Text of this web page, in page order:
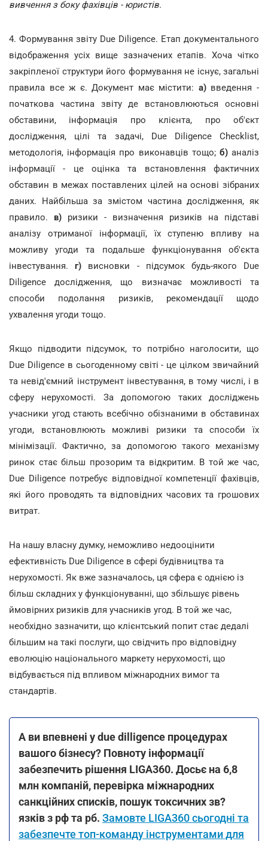
вивчення з боку фахівців - юристів.
4. Формування звіту Due Diligence. Етап документального
відображення усіх вище зазначених етапів. Хоча чітко
закріпленої структури його формування не існує, загальні
правила все ж є. Документ має містити: а)введення -
початкова частина звіту де встановлюються основні
обставини, інформація про клієнта, про об'єкт
дослідження, цілі та задачі, Due Diligence Checklist,
методологія, інформація про виконавців тощо;б)аналіз
інформації - це оцінка та встановлення фактичних
обставин в межах поставлених цілей на основі зібраних
даних. Найбільша за змістом частина дослідження, як
правило. в) ризики - визначення ризиків на підставі
аналізу отриманої інформації, їх ступеню впливу на
можливу угоди та подальше функціонування об'єкта
інвестування.г) висновки - підсумок будь-якого Due
Diligence дослідження, що визначає можливості та
способи подолання ризиків, рекомендації щодо
ухвалення угоди тощо.
Якщо підводити підсумок, то потрібно наголосити, що
Due Diligence в сьогоденному світі - це цілком звичайний
та невід'ємний інструмент інвестування, в тому числі, і в
сферу нерухомості. За допомогою таких досліджень
учасники угод стають всебічно обізнаними в обставинах
угоди, встановлюють можливі ризики та способи їх
мінімізації. Фактично, за допомогою такого механізму
ринок стає більш прозорим та відкритим. В той же час,
Due Diligence потребує відповідної компетенції фахівців,
які його проводять та відповідних часових та грошових
витрат.
На нашу власну думку, неможливо недооцінити
ефективність Due Diligence в сфері будівництва та
нерухомості. Як вже зазначалось, ця сфера є однією із
більш складних у функціонуванні, що збільшує рівень
ймовірних ризиків для учасників угод. В той же час,
необхідно зазначити, що клієнтський попит стає дедалі
більшим на такі послуги, що свідчить про відповідну
еволюцію національного маркету нерухомості, що
відбувається під впливом міжнародних вимог та
стандартів.
А ви впевнені у due dilligence процедурах
вашого бізнесу? Повноту інформації
забезпечить рішення LIGA360. Досьє на 6,8
млн компаній, перевірка міжнародних
санкційних списків, пошук токсичних зв?
язків з рф та рб. Замовте LIGA360 сьогодні та
забезпечте топ-команду інструментами для